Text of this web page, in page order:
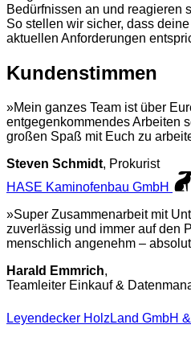
Bedürfnissen an und reagieren
So stellen wir sicher, dass
aktuellen Anforderungen
Kundenstimmen
»Mein ganzes Team ist über
entgegenkommendes Arbeiten
großen Spaß mit Euch zu
Steven Schmidt, Prokurist
HASE Kaminofenbau GmbH
»Super Zusammenarbeit mit
zuverlässig und immer auf den
menschlich angenehm –
Harald Emmrich,
Teamleiter Einkauf &
Leyendecker HolzLand GmbH